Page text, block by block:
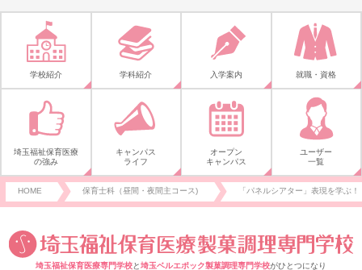
学校紹介 学科紹介 入学案内 就職・資格
埼玉福祉保育医療
の強み
キャンパス
ライフ
オープン
キャンパス
ユーザー
一覧
HOME 保育士科（昼間・夜間主コース) 「パネルシアター」表現を学ぶ！
埼玉福祉保育医療専門学校と埼玉ベルエポック製菓調理専門学校がひとつになり